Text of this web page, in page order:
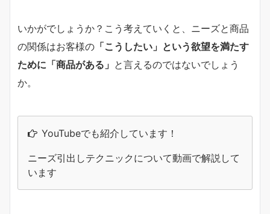
いかがでしょうか？こう考えていくと、ニーズと商品
の関係はお客様の 「こうしたい」という欲望を満たす
ために「商品がある」 と言えるのではないでしょう
か。
YouTubeでも紹介しています！
ニーズ引出しテクニックについて動画で解説して
います